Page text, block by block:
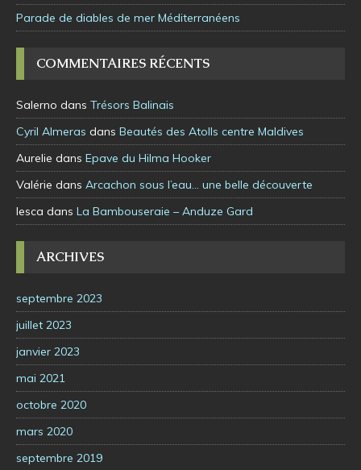
Parade de diables de mer Méditerranéens
COMMENTAIRES RÉCENTS
Salerno dans Trésors Balinais
Cyril Almeras dans Beautés des Atolls centre Maldives
Aurelie dans Epave du Hilma Hooker
Valérie dans Arcachon sous l’eau… une belle découverte
lesca dans La Bambouseraie – Anduze Gard
ARCHIVES
septembre 2023
juillet 2023
janvier 2023
mai 2021
octobre 2020
mars 2020
septembre 2019